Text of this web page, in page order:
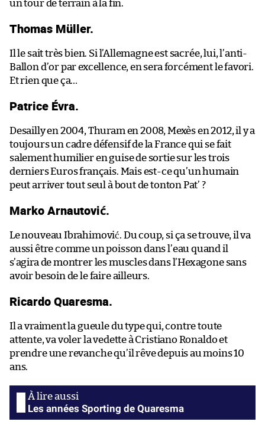
un tour de terrain à la fin.
Thomas Müller.
Il le sait très bien. Si l’Allemagne est sacrée, lui, l’anti-
Ballon d’or par excellence, en sera forcément le favori.
Et rien que ça…
Patrice Évra.
Desailly en 2004, Thuram en 2008, Mexès en 2012, il y a
toujours un cadre défensif de la France qui se fait
salement humilier en guise de sortie sur les trois
derniers Euros français. Mais est-ce qu’un humain
peut arriver tout seul à bout de tonton Pat’ ?
Marko Arnautović.
Le nouveau Ibrahimović. Du coup, si ça se trouve, il va
aussi être comme un poisson dans l’eau quand il
s’agira de montrer les muscles dans l’Hexagone sans
avoir besoin de le faire ailleurs.
Ricardo Quaresma.
Il a vraiment la gueule du type qui, contre toute
attente, va voler la vedette à Cristiano Ronaldo et
prendre une revanche qu’il rêve depuis au moins 10
ans.
Les années Sporting de Quaresma